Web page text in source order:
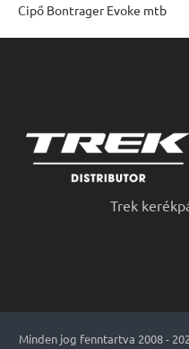
Cipő Bontrager Evoke mtb
Trek
Minden jog fenntartva 2008 -